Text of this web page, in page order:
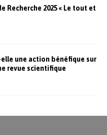
Recherche 2025 « Le tout et
une action bénéfique sur
revue scientifique